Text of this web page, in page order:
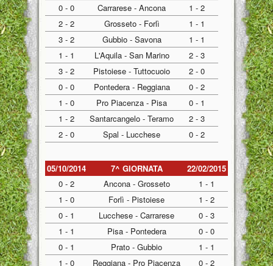
0 - 0
Carrarese - Ancona
1 - 2
2 - 2
Grosseto - Forlì
1 - 1
3 - 2
Gubbio - Savona
1 - 1
1 - 1
L'Aquila - San Marino
2 - 3
3 - 2
Pistoiese - Tuttocuoio
2 - 0
0 - 0
Pontedera - Reggiana
0 - 2
1 - 0
Pro Piacenza - Pisa
0 - 1
1 - 2
Santarcangelo - Teramo
2 - 3
2 - 0
Spal - Lucchese 0 - 2
05/10/2014 7^ GIORNATA
22/02/2015
0 - 2
Ancona - Grosseto
1 - 1
1 - 0
Forlì - Pistoiese
1 - 2
0 - 1
Lucchese - Carrarese
0 - 3
1 - 1
Pisa - Pontedera
0 - 0
0 - 1
Prato - Gubbio
1 - 1
1 - 0
Reggiana - Pro Piacenza 0 - 2